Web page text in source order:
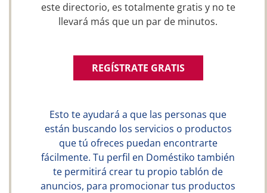
este directorio, es totalmente gratis y no te
llevará más que un par de minutos.
REGÍSTRATE GRATIS
Esto te ayudará a que las personas que
están buscando los servicios o productos
que tú ofreces puedan encontrarte
fácilmente. Tu perfil en Doméstiko también
te permitirá crear tu propio tablón de
anuncios, para promocionar tus productos